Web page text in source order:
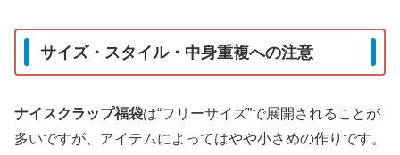
サイズ・スタイル・中身重複への注意
ナイスクラップ福袋は“フリーサイズ”で展開されることが
多いですが、アイテムによってはやや小さめの作りです。